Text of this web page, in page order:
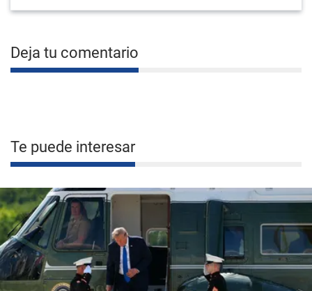
Deja tu comentario
Te puede interesar